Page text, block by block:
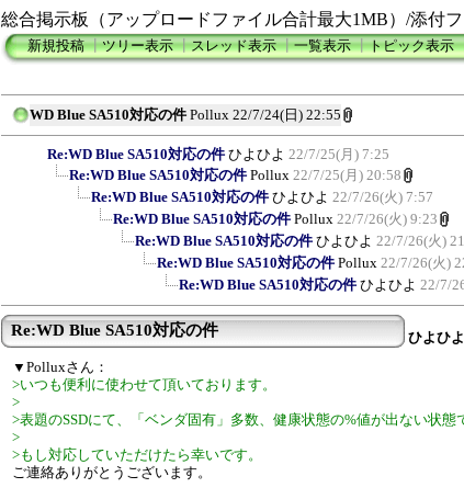
総合掲示板（アップロードファイル合計最大1MB）/添付
新規投稿┃ツリー表示┃スレッド表示┃一覧表示┃トピック表示
WD Blue SA510対応の件 Pollux 22/7/24(日) 22:55
Re:WD Blue SA510対応の件 ひよひよ 22/7/25(月) 7:25
Re:WD Blue SA510対応の件 Pollux 22/7/25(月) 20:58
Re:WD Blue SA510対応の件 ひよひよ 22/7/26(火) 7:57
Re:WD Blue SA510対応の件 Pollux 22/7/26(火) 9:23
Re:WD Blue SA510対応の件 ひよひよ 22/7/26(火)
Re:WD Blue SA510対応の件 Pollux 22/7/26(火)
Re:WD Blue SA510対応の件 ひよひよ 22/7/
Re:WD Blue SA510対応の件 ひよひよ
▼Polluxさん：
>いつも便利に使わせて頂いております。
>
>表題のSSDにて、「ベンダ固有」多数、健康状態の%値が出ない状態
>
>もし対応していただけたら幸いです。
ご連絡ありがとうございます。